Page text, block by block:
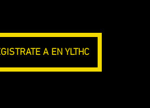
A EN YLTHC